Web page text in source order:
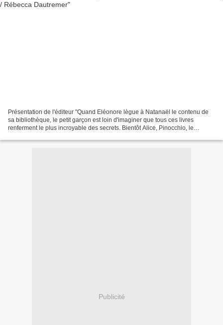
Présentation de l'éditeur "Quand Eléonore lègue à Natanaël le contenu de
sa bibliothèque, le petit garçon est loin d'imaginer que tous ces livres
renferment le plus incroyable des secrets. Bientôt Alice, Pinocchio, le
Publicité